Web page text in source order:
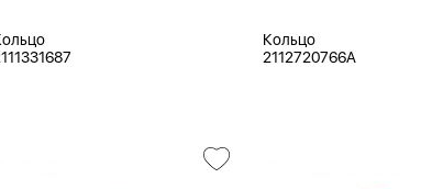
Кольцо
2112720766A